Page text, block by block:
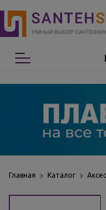
Сантехника
Мебель для ванной
Аксессуары для
Главная Каталог